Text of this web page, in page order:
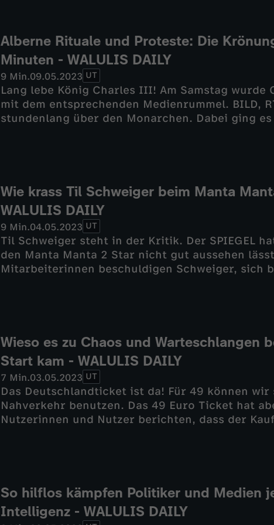
Alberne Rituale und Proteste: Die
Minuten - WALULIS DAILY
9 Min.09.05.2023 UT
Lang lebe König Charles III! Am Samstag
mit dem entsprechenden Medienrummel. BILD,
stundenlang über den Monarchen. Dabei ging
Wie krass Til Schweiger beim Manta
WALULIS DAILY
9 Min.04.05.2023 UT
Til Schweiger steht in der Kritik. Der SPIEGEL
den Manta Manta 2 Star nicht gut aussehen
Mitarbeiterinnen beschuldigen Schweiger, sich
weitergeht - jetzt bei WALULIS DAILY
Wieso es zu Chaos und Warteschlangen
Start kam - WALULIS DAILY
7 Min.03.05.2023 UT
Das Deutschlandticket ist da! Für 49 können
Nahverkehr benutzen. Das 49 Euro Ticket hat
Nutzerinnen und Nutzer berichten, dass der
WALULIS DAILY
So hilflos kämpfen Politiker und Medien
Intelligenz - WALULIS DAILY